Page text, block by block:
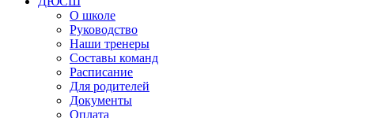
О школе
Руководство
Наши тренеры
Составы команд
Расписание
Для родителей
Документы
Оплата